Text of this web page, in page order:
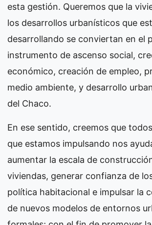
esta gestión. Queremos que la
los desarrollos urbanísticos que
desarrollando se conviertan en el
instrumento de ascenso social,
económico, creación de empleo,
medio ambiente, y desarrollo
del Chaco.
En ese sentido, creemos que
que estamos impulsando nos
aumentar la escala de
viviendas, generar confianza de
política habitacional e impulsar la
de nuevos modelos de entornos